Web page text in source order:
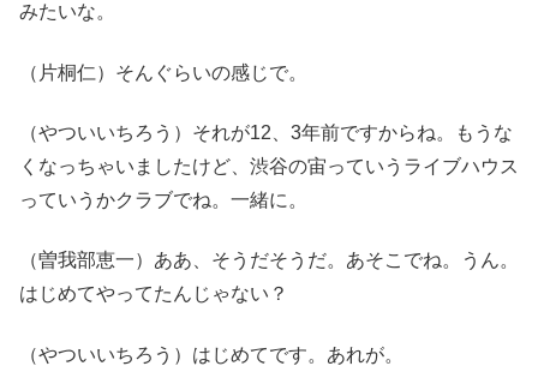
みたいな。
（片桐仁）そんぐらいの感じで。
（やついいちろう）それが12、3年前ですからね。もうな
くなっちゃいましたけど、渋谷の宙っていうライブハウス
っていうかクラブでね。一緒に。
（曽我部恵一）ああ、そうだそうだ。あそこでね。うん。
はじめてやってたんじゃない？
（やついいちろう）はじめてです。あれが。